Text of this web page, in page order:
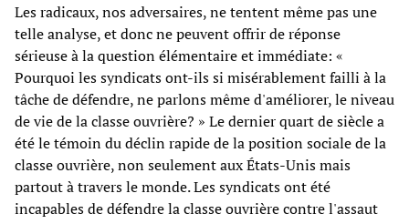
Les radicaux, nos adversaires, ne tentent même pas une
telle analyse, et donc ne peuvent offrir de réponse
sérieuse à la question élémentaire et immédiate: «
Pourquoi les syndicats ont-ils si misérablement failli à la
tâche de défendre, ne parlons même d'améliorer, le niveau
de vie de la classe ouvrière? » Le dernier quart de siècle a
été le témoin du déclin rapide de la position sociale de la
classe ouvrière, non seulement aux États-Unis mais
partout à travers le monde. Les syndicats ont été
incapables de défendre la classe ouvrière contre l'assaut